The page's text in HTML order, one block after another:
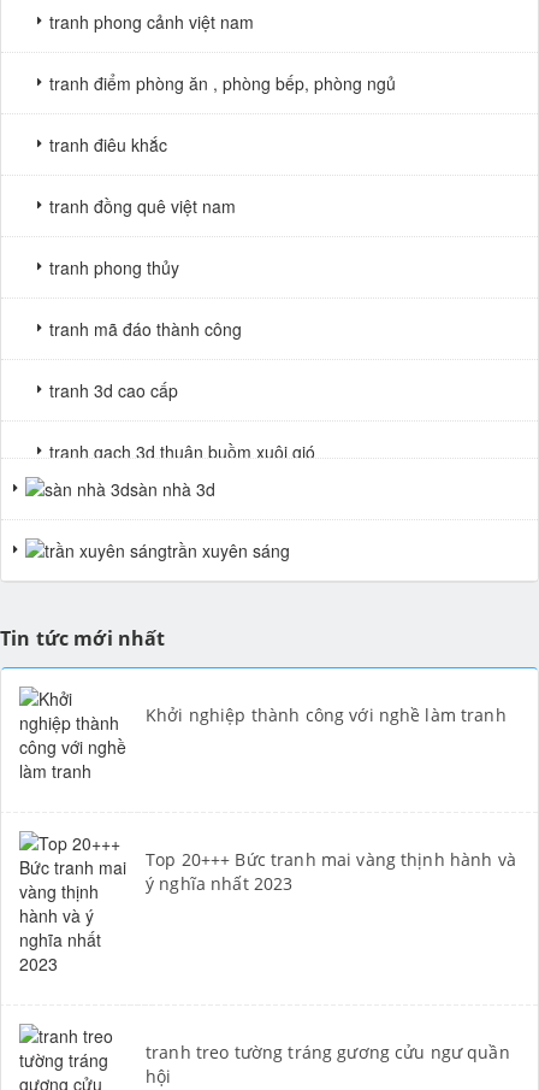
tranh phong cảnh việt nam
tranh điểm phòng ăn , phòng bếp, phòng ngủ
tranh điêu khắc
tranh đồng quê việt nam
tranh phong thủy
tranh mã đáo thành công
tranh 3d cao cấp
tranh gạch 3d thuận buồm xuôi gió
tranh giả ngọc
sàn nhà 3d
trần xuyên sáng
Tin tức mới nhất
Khởi nghiệp thành công với nghề làm tranh
Top 20+++ Bức tranh mai vàng thịnh hành và
ý nghĩa nhất 2023
tranh treo tường tráng gương cửu ngư quần
hội